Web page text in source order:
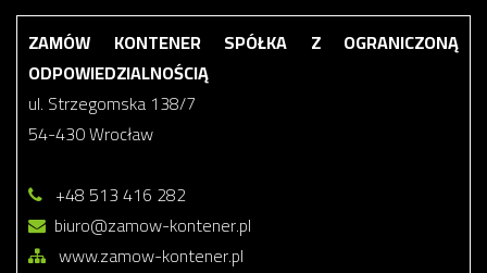
ZAMÓW KONTENER SPÓŁKA Z OGRANICZONĄ
ODPOWIEDZIALNOŚCIĄ
ul. Strzegomska 138/7
54-430 Wrocław
+48 513 416 282
biuro@zamow-kontener.pl
www.zamow-kontener.pl